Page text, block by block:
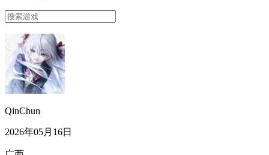
QinChun
2026年05月16日